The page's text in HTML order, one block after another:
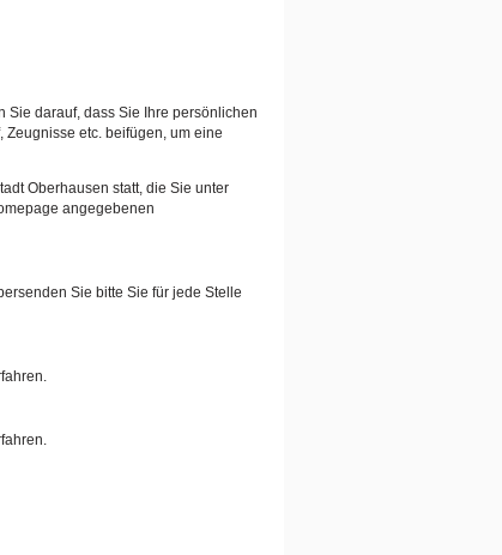
Sie darauf, dass Sie Ihre persönlichen
etc. beifügen, um eine
Oberhausen statt, die Sie unter
angegebenen
Sie bitte Sie für jede Stelle